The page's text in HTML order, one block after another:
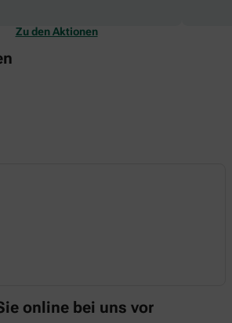
Zu den Aktionen
online bei uns vor